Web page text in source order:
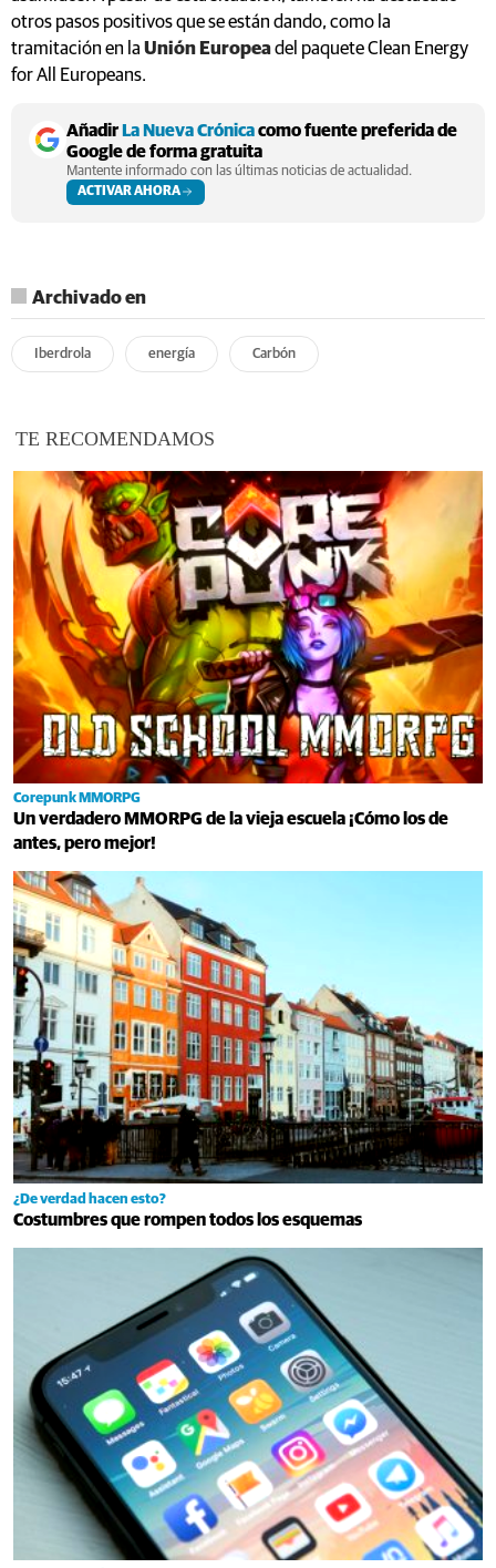
otros pasos positivos que se están dando, como la
tramitación en la Unión Europeadel paquete Clean Energy
for All Europeans.
AñadirLa Nueva Crónicacomo fuente preferida de
Google de forma gratuita
Mantente informado con las últimas noticias de actualidad.
ACTIVAR AHORA
Archivado en
Iberdrola energía Carbón
TE RECOMENDAMOS
Corepunk MMORPG
Un verdadero MMORPG de la vieja escuela ¡Cómo los de
antes, pero mejor!
¿De verdad hacen esto?
Costumbres que rompen todos los esquemas